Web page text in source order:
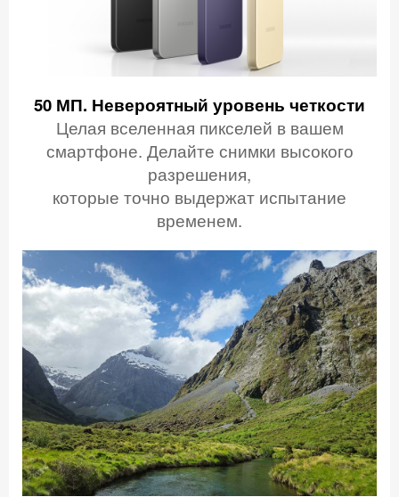
50 МП. Невероятный уровень четкости
Целая вселенная пикселей в вашем
смартфоне. Делайте снимки высокого
разрешения,
которые точно выдержат испытание
временем.